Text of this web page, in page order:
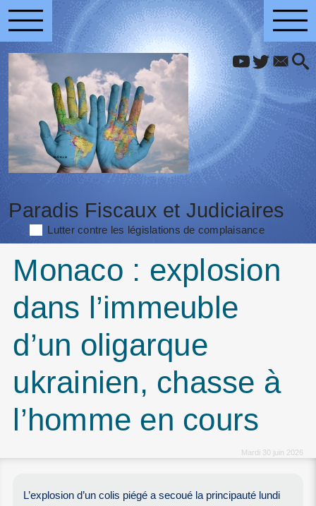
Paradis Fiscaux et Judiciaires
Lutter contre les législations de complaisance
Monaco : explosion
dans l’immeuble
d’un oligarque
ukrainien, chasse à
l’homme en cours
Mardi 30 juin 2026
L’explosion d’un colis piégé a secoué la principauté lundi